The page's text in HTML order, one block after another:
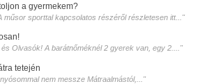
a gyermekem?
műsor sporttal kapcsolatos részéről részletesen itt..."
Olvasók! A barátnőméknél 2 gyerek van, egy 2...."
tetején
nem messze Mátraalmástól,..."